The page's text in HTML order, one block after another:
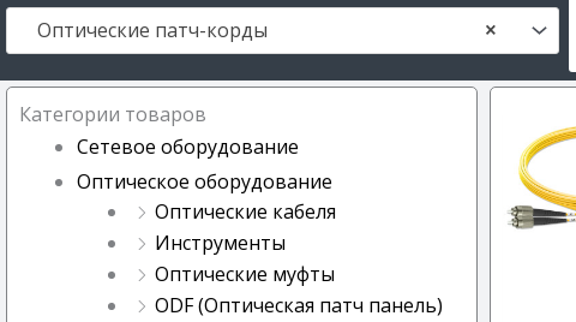
×
Оптические патч-корды
Категории товаров
Сетевое оборудование
Оптическое оборудование
Оптические кабеля
Инструменты
Оптические муфты
ODF (Оптическая патч панель)